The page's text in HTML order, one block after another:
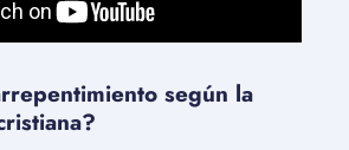
según la